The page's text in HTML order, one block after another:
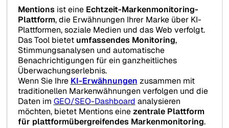
Mentionsist eine Echtzeit-Markenmonitoring-
Plattform, die Erwähnungen Ihrer Marke über KI-
Plattformen, soziale Medien und das Web verfolgt.
Das Tool bietet umfassendes Monitoring,
Stimmungsanalysen und automatische
Benachrichtigungen für ein ganzheitliches
Überwachungserlebnis.
Wenn Sie Ihre KI-Erwähnungen zusammen mit
traditionellen Markenwähnungen verfolgen und die
Daten im GEO/SEO-Dashboard analysieren
möchten, bietet Mentions einezentrale Plattform
für plattformübergreifendes Markenmonitoring.